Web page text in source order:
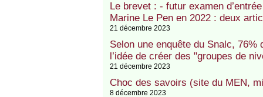
Le brevet : - futur examen
Marine Le Pen en 2022 : deux
21 décembre 2023
Selon une enquête du Snalc, 76%
l’idée de créer des "groupes de
21 décembre 2023
Choc des savoirs (site du MEN,
8 décembre 2023